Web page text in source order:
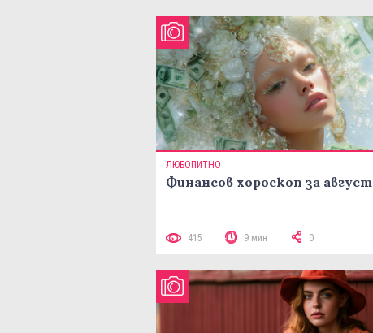
ЛЮБОПИТНО
Финансов хороскоп за август
415 9 мин 0